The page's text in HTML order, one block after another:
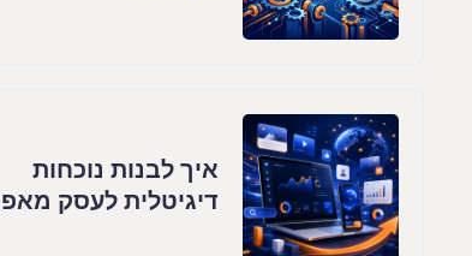
איך לבנות נוכחות
דיגיטלית לעסק